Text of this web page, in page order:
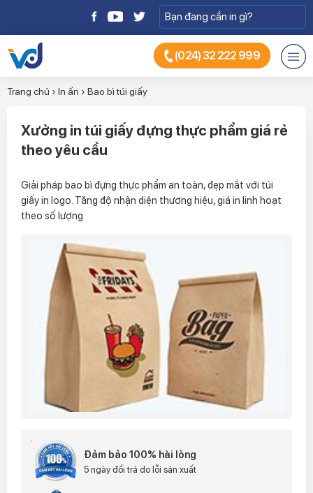
(024) 32 222 999
Trang chủ › In ấn › Bao bì túi giấy
Xưởng in túi giấy đựng thực phẩm giá rẻ
theo yêu cầu
Giải pháp bao bì đựng thực phẩm an toàn, đẹp mắt với túi
giấy in logo. Tăng độ nhận diện thương hiệu, giá in linh hoạt
theo số lượng
Đảm bảo 100% hài lòng
5 ngày đổi trả do lỗi sản xuất